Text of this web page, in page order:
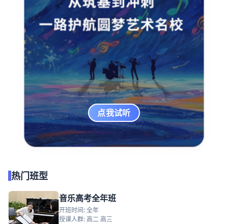
点我试听
热门班型
音乐高考全年班
开班时间: 全年
授课人群: 高二 高三